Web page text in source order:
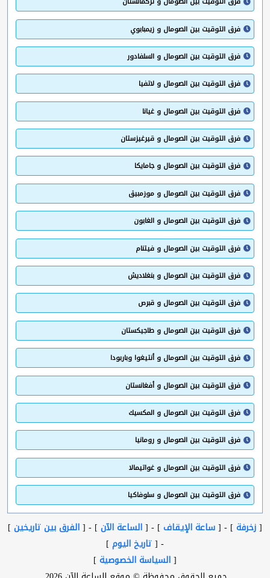
فرق التوقيت بين الصومال و زيمبابوي
فرق التوقيت بين الصومال و السلفادور
فرق التوقيت بين الصومال و لاتفيا
فرق التوقيت بين الصومال و غيانا
فرق التوقيت بين الصومال و قيرغيزستان
فرق التوقيت بين الصومال و جامايكا
فرق التوقيت بين الصومال و موزمبيق
فرق التوقيت بين الصومال و الغابون
فرق التوقيت بين الصومال و فيتنام
فرق التوقيت بين الصومال و بنغلاديش
فرق التوقيت بين الصومال و قبرص
فرق التوقيت بين الصومال و طاجيكستان
فرق التوقيت بين الصومال و أنتيغوا وباربودا
فرق التوقيت بين الصومال و أفغانستان
فرق التوقيت بين الصومال و المكسيك
فرق التوقيت بين الصومال و رومانيا
فرق التوقيت بين الصومال و غواتيمالا
فرق التوقيت بين الصومال و سلوفاكيا
[زخرفة ] - [ساعة الإيقاف ] - [الساعة الآن ] - [الفرق بين تاريخين ]
- [تاريخ اليوم ]
[السياسة الخصوصية ]